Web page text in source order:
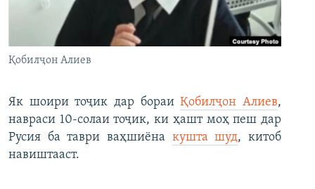
Қобилҷон Алиев
Як шоири тоҷик дар бораиҚобилҷон Алиев,
навраси 10-солаи тоҷик, ки ҳашт моҳ пеш дар
Русия ба таври ваҳшиёна кушта шуд, китоб
навиштааст.